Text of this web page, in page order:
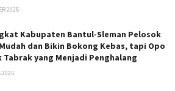
2025
Kabupaten Bantul-Sleman Pelosok
dan Bikin Bokong Kebas, tapi Opo
Tabrak yang Menjadi Penghalang
2025